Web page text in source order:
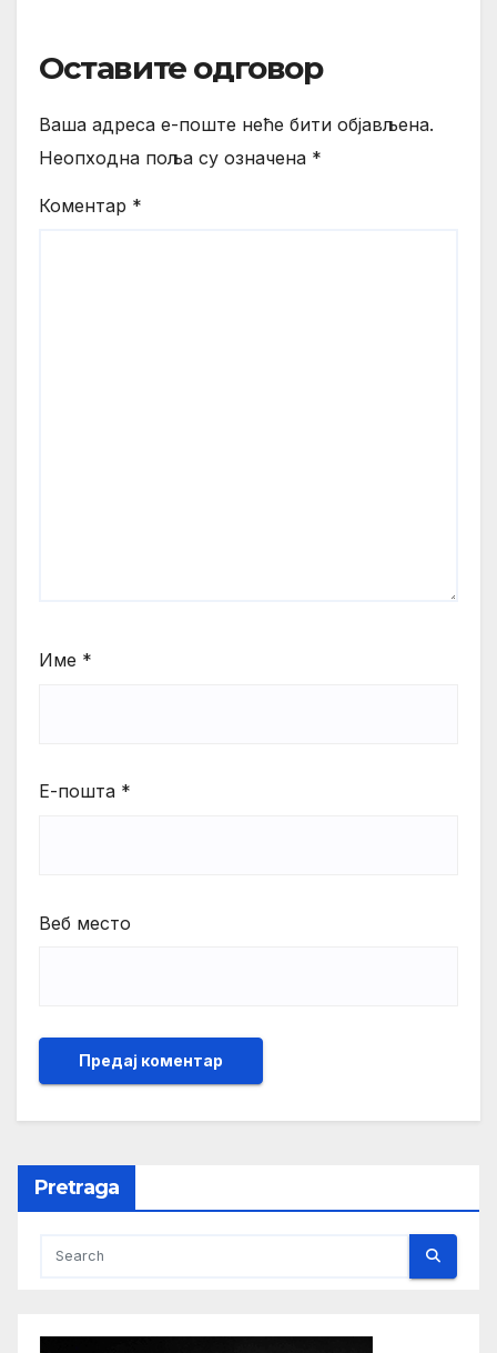
Оставите одговор
Ваша адреса е-поште неће бити објављена.
Неопходна поља су означена *
Коментар *
Име *
Е-пошта *
Веб место
Pretraga